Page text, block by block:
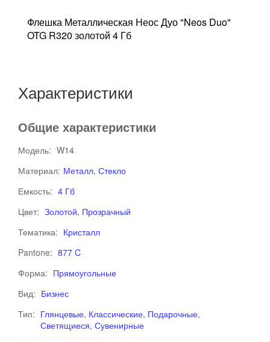
Флешка Металлическая Неос Дуо "Neos Duo"
OTG R320 золотой 4 Гб
Характеристики
Общие характеристики
Модель: W14
Материал: Металл, Стекло
Емкость: 4 Гб
Цвет: Золотой, Прозрачный
Тематика: Кристалл
Pantone: 877 C
Форма: Прямоугольные
Вид: Бизнес
Тип: Глянцевые, Классические, Подарочные,
Светящиеся, Сувенирные